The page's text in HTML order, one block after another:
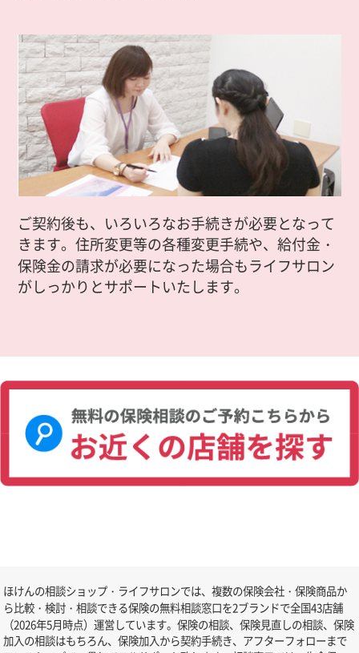
ご契約後も、いろいろなお手続きが必要となって
きます。住所変更等の各種変更手続や、給付金・
保険金の請求が必要になった場合もライフサロン
がしっかりとサポートいたします。
ほけんの相談ショップ・ライフサロンでは、複数の保険会社・保険商品か
ら比較・検討・相談できる保険の無料相談窓口を2ブランドで全国43店舗
（2026年5月時点）運営しています。保険の相談、保険見直しの相談、保険
加入の相談はもちろん、保険加入から契約手続き、アフターフォローまで